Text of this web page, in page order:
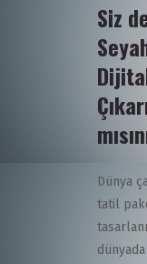
Siz
Dünya
tatil